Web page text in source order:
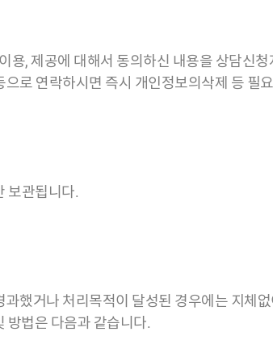
용, 제공에 대해서 동의하신 내용을 상담신
로 연락하시면 즉시 개인정보의삭제 등 필
보관됩니다.
했거나 처리목적이 달성된 경우에는 지체
방법은 다음과 같습니다.